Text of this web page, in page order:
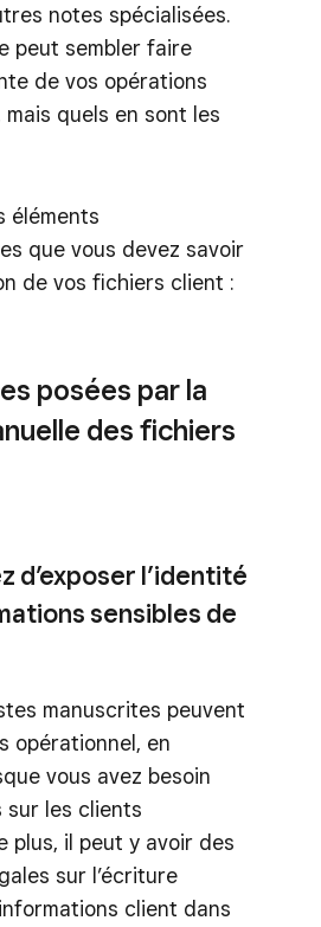
notes spécialisées.
peut sembler faire
de vos opérations
mais quels en sont les
éléments
que vous devez savoir
de vos fichiers client :
posées par la
des fichiers
d’exposer l’identité
sensibles de
manuscrites peuvent
opérationnel, en
vous avez besoin
sur les clients
plus, il peut y avoir des
sur l’écriture
client dans